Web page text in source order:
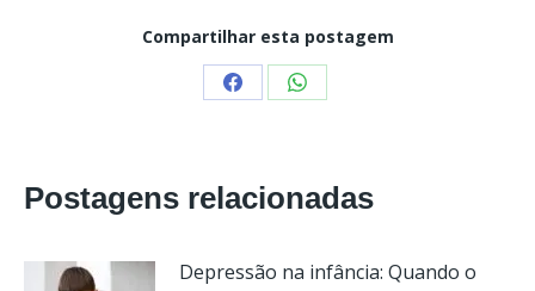
Compartilhar esta postagem
Share Share
Postagens relacionadas
Depressão na infância: Quando o